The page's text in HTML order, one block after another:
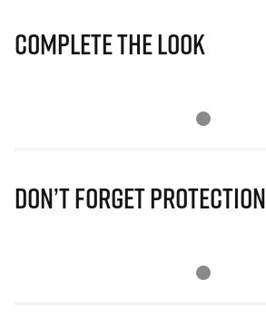
Complete The Look
Don’t Forget Protection